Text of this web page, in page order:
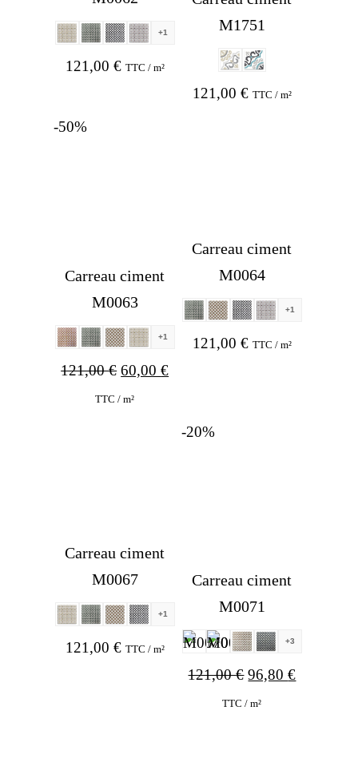
+1
121,00 € TTC / m²
M1751
121,00 € TTC / m²
-50%
Carreau ciment
M0063
+1
121,00€ Original
price
60,00€Current
TTC / m²
Carreau ciment
M0064
+1
121,00 € TTC / m²
Carreau ciment
M0067
+1
121,00 € TTC / m²
-20%
Carreau ciment
M0071
+3
121,00€ Original
price
96,80€Current
TTC / m²